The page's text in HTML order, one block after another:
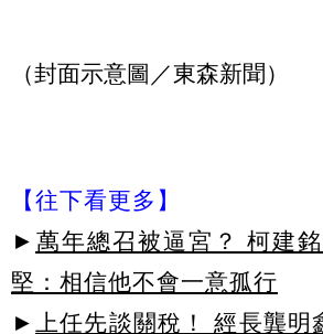
（封面示意圖／東森新聞）
【往下看更多】
► 萬年總召被逼宮？ 柯建
堅：相信他不會一意孤行
►
上任先談關稅！ 經長龔